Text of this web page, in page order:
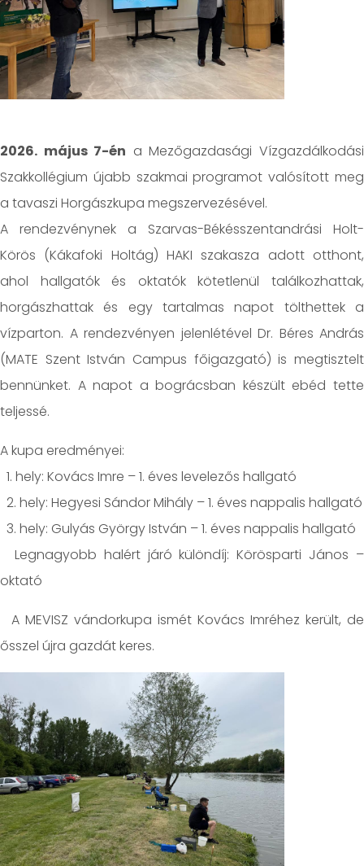
2026. május 7-én a Mezőgazdasági Vízgazdálkodási
Szakkollégium újabb szakmai programot valósított meg
a tavaszi Horgászkupa megszervezésével.
A rendezvénynek a Szarvas-Békésszentandrási Holt-
Körös (Kákafoki Holtág) HAKI szakasza adott otthont,
ahol hallgatók és oktatók kötetlenül találkozhattak,
horgászhattak és egy tartalmas napot tölthettek a
vízparton. A rendezvényen jelenlétével Dr. Béres András
(MATE Szent István Campus főigazgató) is megtisztelt
bennünket. A napot a bográcsban készült ebéd tette
teljessé.
A kupa eredményei:
1. hely: Kovács Imre – 1. éves levelezős hallgató
2. hely: Hegyesi Sándor Mihály – 1. éves nappalis hallgató
3. hely: Gulyás György István – 1. éves nappalis hallgató
Legnagyobb halért járó különdíj: Körösparti János –
oktató
A MEVISZ vándorkupa ismét Kovács Imréhez került, de
ősszel újra gazdát keres.